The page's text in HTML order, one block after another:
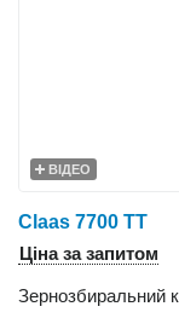
ВІДЕО
Claas 7700 TT
Ціна за запитом
Зернозбиральний